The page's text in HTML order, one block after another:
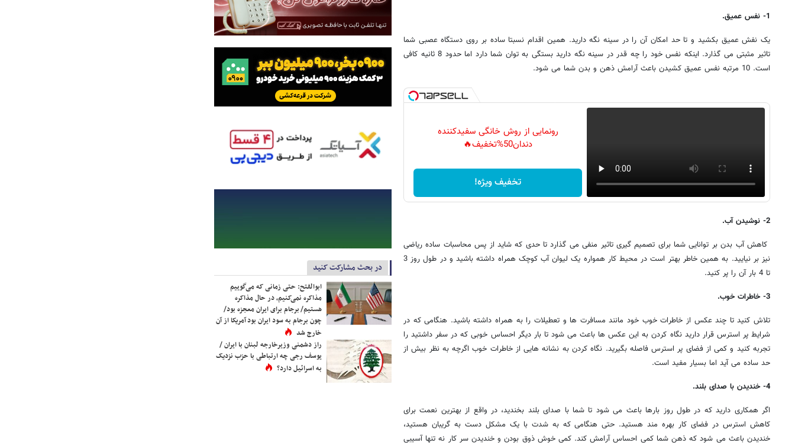
1- نفس عمیق.
یک نفش عمیق بکشید و تا حد امکان آن را در سینه نگه دارید. همین اقدام نسبتا ساده بر روی دستگاه عصبی شما
تاثیر مثبتی می گذارد. اینکه نفس خود را چه قدر در سینه نگه دارید بستگی به توان شما دارد اما حدود 8 ثانیه کافی
است. 10 مرتبه نفس عمیق کشیدن باعث آرامش ذهن و بدن شما می شود.
رونمایی از روش خانگی سفیدکننده
دندان50%تخفیف🔥
تخفیف ویژه!
2- نوشیدن آب.
کاهش آب بدن بر توانایی شما برای تصمیم گیری تاثیر منفی می گذارد تا حدی که شاید از پس محاسبات ساده ریاضی
نیز بر نیایید. به همین خاطر بهتر است در محیط کار همواره یک لیوان آب کوچک همراه داشته باشید و در طول روز 3
تا 4 بار آن را پر کنید.
3- خاطرات خوب.
تلاش کنید تا چند عکس از خاطرات خوب خود مانند مسافرت ها و تعطیلات را به همراه داشته باشید. هنگامی که در
شرایط پر استرس قرار دارید نگاه کردن به این عکس ها باعث می شود تا بار دیگر احساس خوبی که در سفر داشتید را
تجربه کنید و کمی از فضای پر استرس فاصله بگیرید. نگاه کردن به نشانه هایی از خاطرات خوب اگرچه به نظر بیش از
حد ساده می آید اما بسیار مفید است.
4- خندیدن با صدای بلند.
اگر همکاری دارید که در طول روز بارها باعث می شود تا شما با صدای بلند بخندید، در واقع از بهترین نعمت برای
کاهش استرس در فضای کار بهره مند هستید. حتی هنگامی که به شدت با یک مشکل دست به گریبان هستید،
خندیدن باعث می شود که ذهن شما کمی احساس آرامش کند. کمی خوش ذوق بودن و خندیدن سر کار نه تنها آسیبی
در بحث مشارکت کنید
ابوالفتح: حتی زمانی که می‌گوییم
مذاکره نمی‌کنیم، در حال مذاکره
هستیم/ برجام برای ایران معجزه بود/
چون برجام به سود ایران بود آمریکا از آن
خارج شد
راز دشمنی وزیرخارجه لبنان با ایران /
یوسف رجی چه ارتباطی با حزب نزدیک
به اسرائیل دارد؟